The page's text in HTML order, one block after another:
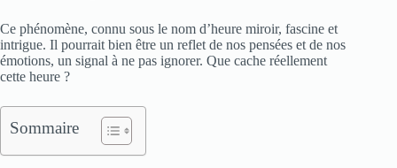
Ce phénomène, connu sous le nom d’heure miroir, fascine et
intrigue. Il pourrait bien être un reflet de nos pensées et de nos
émotions, un signal à ne pas ignorer. Que cache réellement
cette heure ?
Sommaire